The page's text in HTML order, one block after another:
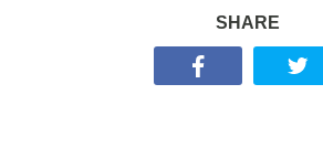
SHARE